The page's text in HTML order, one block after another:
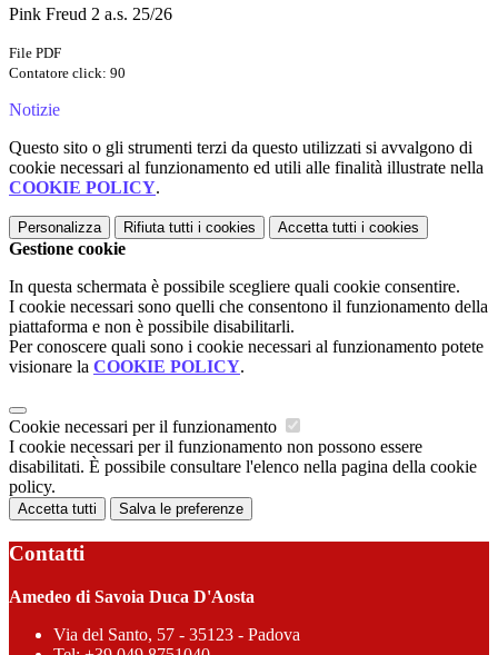
Pink Freud 2 a.s. 25/26
File PDF
Contatore click: 90
Notizie
Questo sito o gli strumenti terzi da questo utilizzati si avvalgono di
cookie necessari al funzionamento ed utili alle finalità illustrate nella
COOKIE POLICY.
Personalizza Rifiuta tutti i cookies Accetta tutti i cookies
Gestione cookie
In questa schermata è possibile scegliere quali cookie consentire.
I cookie necessari sono quelli che consentono il funzionamento della
piattaforma e non è possibile disabilitarli.
Per conoscere quali sono i cookie necessari al funzionamento potete
visionare la COOKIE POLICY.
Cookie necessari per il funzionamento
I cookie necessari per il funzionamento non possono essere
disabilitati. È possibile consultare l'elenco nella pagina della cookie
policy.
Accetta tutti Salva le preferenze
Contatti
Amedeo di Savoia Duca D'Aosta
Via del Santo, 57 - 35123 - Padova